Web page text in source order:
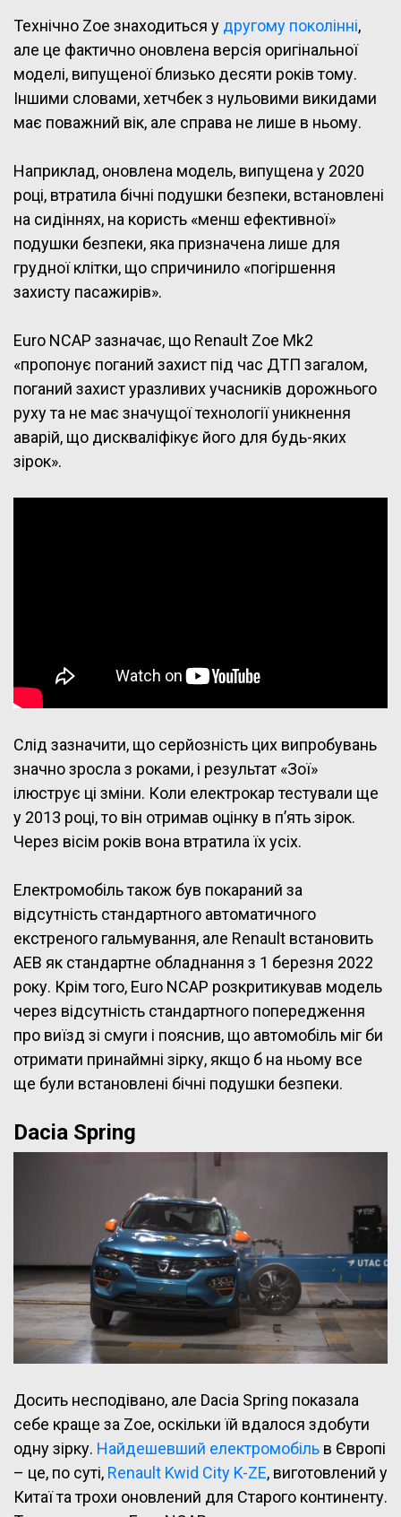
Технічно Zoe знаходиться у другому поколінні,
але це фактично оновлена версія оригінальної
моделі, випущеної близько десяти років тому.
Іншими словами, хетчбек з нульовими викидами
має поважний вік, але справа не лише в ньому.
Наприклад, оновлена модель, випущена у 2020
році, втратила бічні подушки безпеки, встановлені
на сидіннях, на користь «менш ефективної»
подушки безпеки, яка призначена лише для
грудної клітки, що спричинило «погіршення
захисту пасажирів».
Euro NCAP зазначає, що Renault Zoe Mk2
«пропонує поганий захист під час ДТП загалом,
поганий захист уразливих учасників дорожнього
руху та не має значущої технології уникнення
аварій, що дискваліфікує його для будь-яких
зірок».
Слід зазначити, що серйозність цих випробувань
значно зросла з роками, і результат «Зої»
ілюструє ці зміни. Коли електрокар тестували ще
у 2013 році, то він отримав оцінку в п’ять зірок.
Через вісім років вона втратила їх усіх.
Електромобіль також був покараний за
відсутність стандартного автоматичного
екстреного гальмування, але Renault встановить
AEB як стандартне обладнання з 1 березня 2022
року. Крім того, Euro NCAP розкритикував модель
через відсутність стандартного попередження
про виїзд зі смуги і пояснив, що автомобіль міг би
отримати принаймні зірку, якщо б на ньому все
ще були встановлені бічні подушки безпеки.
Dacia Spring
Досить несподівано, але Dacia Spring показала
себе краще за Zoe, оскільки їй вдалося здобути
одну зірку. Найдешевший електромобіль в Європі
– це, по суті, Renault Kwid City K-ZE, виготовлений у
Китаї та трохи оновлений для Старого континенту.